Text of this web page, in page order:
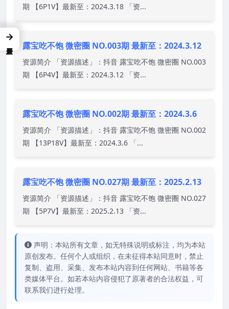
期 【6P1V】最新至：2024.3.18 「资...
露宝吃不饱 微密圈 NO.003期 最新至：2024.3.12
资源简介 「资源描述」：抖音 露宝吃不饱 微密圈 NO.003
期 【6P4V】最新至：2024.3.12 「资...
露宝吃不饱 微密圈 NO.002期 最新至：2024.3.6
资源简介 「资源描述」：抖音 露宝吃不饱 微密圈 NO.002
期 【13P18V】最新至：2024.3.6 「...
露宝吃不饱 微密圈 NO.027期 最新至：2025.2.13
资源简介 「资源描述」：抖音 露宝吃不饱 微密圈 NO.027
期 【5P7V】最新至：2025.2.13 「资...
声明：本站所有文章，如无特殊说明或标注，均为本站
原创发布。任何个人或组织，在未征得本站同意时，禁止
复制、盗用、采集、发布本站内容到任何网站、书籍等各
类媒体平台。如若本站内容侵犯了原著者的合法权益，可
联系我们进行处理。
→